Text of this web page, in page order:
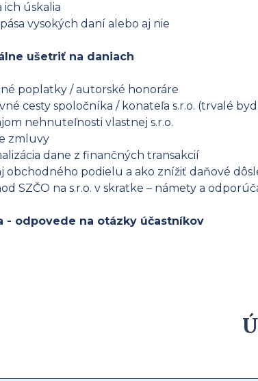
ich úskalia
vysokých daní alebo aj nie
ušetriť na daniach
poplatky / autorské honoráre
cesty spoločníka / konateľa s.r.o. (trvalé
nehnuteľnosti vlastnej s.r.o.
zmluvy
dane z finančných transakcií
obchodného podielu a ako znížiť daňové
SZČO na s.r.o. v skratke – námety a
- odpovede na otázky účastníkov